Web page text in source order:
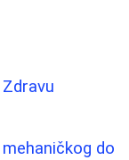
do